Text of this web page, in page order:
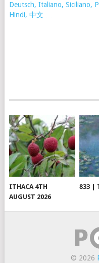
Deutsch, Italiano, Siciliano,
Hindi, 中文 …
ITHACA 4TH
AUGUST 2026
833 |
© 2026